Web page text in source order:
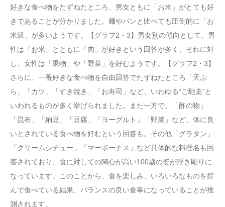
好きな食べ物をたずねたところ、男女ともに「お米」がとても好
きであることが分かりました。麺やパンと比べても圧倒的に「お
米派」が多いようです。【グラフ2・3】男女別の傾向として、男
性は「お米」とともに「肉」が好きという回答が多く、それに対
し、女性は「果物」や「野菜」を好むようです。【グラフ2・3】
さらに、一番好きな食べ物を自由回答でたずねたところ「天ぷ
ら」「カツ」「すき焼き」「お寿司」など、いわゆる“ご馳走”と
いわれるものが多く挙げられました。また一方で、「酢の物」
「昆布」「納豆」「豆腐」「ヨーグルト」「野菜」など、体に良
いとされている食べ物を好むという回答も。その他「グラタン」
「クリームシチュー」「マーボーナス」など具体的な料理名も回
答されており、食に対しての関心が高い100歳の姿が浮き彫りに
なっています。このことから、食を楽しみ、いろいろなものを好
んで食べている結果、バランスの良い食事になっていることが推
測されます。